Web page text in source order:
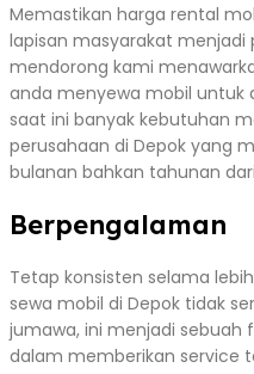
Memastikan harga rental
lapisan masyarakat menjadi
mendorong kami
anda menyewa mobil untuk
saat ini banyak kebutuhan
perusahaan di Depok yang
bulanan bahkan tahunan
Berpengalaman
Tetap konsisten selama
sewa mobil di Depok tidak
jumawa, ini menjadi sebuah
dalam memberikan service